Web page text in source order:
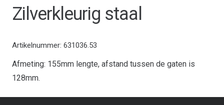
Zilverkleurig staal
Artikelnummer: 631036.53
Afmeting: 155mm lengte, afstand tussen de gaten is
128mm.